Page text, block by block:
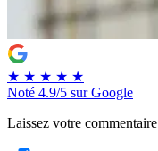
★ ★ ★ ★ ★
Noté 4.9/5 sur Google
Laissez votre commentaire